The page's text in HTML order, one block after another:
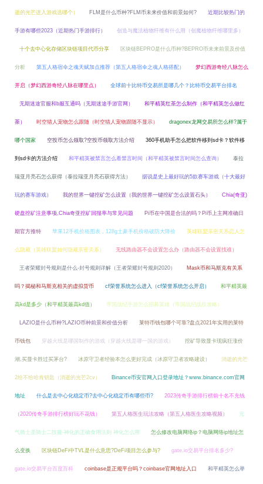
逝的光芒进入游戏选哪个） FLM是什么币种?FLM币未来价值和前景如何? 近期比较热门的
手游有哪些2023（近期热门手游排行） 创造与魔法植物纤维有什么用（创魔植物纤维哪里多）
十个去中心化存储区块链项目代币分享 区块链BEPRO是什么币种?BEPRO币未来前景及价值
分析 第五人格宿伞之魂天赋加点推荐（第五人格宿伞之魂人格搭配） 梦幻西游奇经八脉怎么
开启（梦幻西游奇经八脉在哪里点） 全球前十比特币交易所是哪几个？比特币交易平台排名
无期迷途官服和b服互通吗（无期迷途手游官网） 和平精英红茶怎么制作（和平精英怎么做红
茶） 时空猎人宠物怎么跟随（时空猎人宠物跟随不显示） dragonex龙网交易所怎么样?属于
哪个国家 空投币怎么领取?空投币领取方法介绍 360手机助手怎么把软件移到sd卡？软件移
到sd卡的方法介绍 和平精英被禁言怎么看禁言时间（和平精英被禁言时间怎么查询） 泰拉
瑞亚月亮石怎么获得（泰拉瑞亚月亮石获得方法） 据说是史上最好玩的5款赛车游戏（十大最好
玩的赛车游戏） 我的世界一键挖矿怎么设置（我的世界一键挖矿怎么设置石头） Chia(奇亚)
硬盘挖矿注意事项,Chia奇亚挖矿回报率与常见问题 Pi币在中国是合法的吗？Pi币上主网准确日
期官方推特 苹果12手机价格图表，128g土豪手机价格破防大降价 英雄联盟亲密关系恋人怎
么隐藏（英雄联盟如何隐藏亲密关系） 无线路由器不会设置怎么办（路由器不会设置找谁）
王者荣耀封号规则是什么-封号规则详解（王者荣耀封号规则2020） Mask币和马斯克有关系
吗？揭秘和马斯克相关的虚拟货币 cf荣誉系统怎么进入（cf荣誉系统怎么开启） 和平精英最
高kd是多少（和平精英最高kd值） 帝国战纪手游怎么招募英雄（帝国战纪战役攻略）
LAZIO是什么币种?LAZIO币种前景和价值分析 莱特币钱包哪个可靠?盘点2021年实用的莱特
币钱包 穿越火线是哪国制作的游戏（穿越火线是哪一国的游戏） 挖矿导致显卡现疯狂涨价
潮,买显卡胜过买茅台? 冰原守卫者经验本怎么更好完成（冰原守卫者攻略建设） 消逝的光芒
2给不给哈肯钥匙（消逝的光芒2cv） Binance币安官网入口登录地址？www.binance.com官网
地址 什么是去中心化稳定币?去中心化稳定币有哪些币? 2023传奇手游排行榜前十名不充钱
（2020传奇手游排行榜好玩不花钱） 第五人格医生玩法攻略（第五人格医生攻略视频） 元
气骑士圣骑士二技能-神化的正确食用法则 神化怎么用 怎么修改电脑网络ip？电脑网络ip地址怎
么变换 区块链DeFi中TVL是什么意思?DeFi项目怎么参与? gate.io交易平台排名多少?
gate.io交易平台百度百科 coinbase是正规平台吗？coinbase官网地址入口 和平精英怎么举